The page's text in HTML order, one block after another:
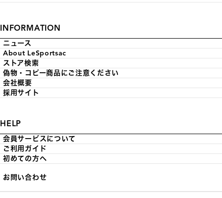
INFORMATION
ニュース
About LeSportsac
ストア検索
偽物・コピー商品にご注意ください
会社概要
採用サイト
HELP
会員サービスについて
ご利用ガイド
初めての方へ
お問い合わせ